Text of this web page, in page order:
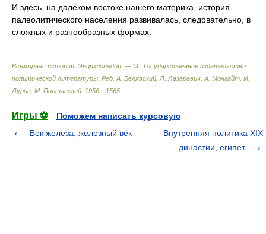
И здесь, на далёком востоке нашего материка, история
палеолитического населения развивалась, следовательно, в
сложных и разнообразных формах.
Всемирная история. Энциклопедия. — М.: Государственное издательство
политической литературы Ред. А. Белявский, Л. Лазаревич, А. Монгайт, И.
Лурье, М. Полтавский 1956—1565
Игры ⚽
Поможем написать курсовую
Век железа, железный век
Внутренняя политика XIX
династии, египет